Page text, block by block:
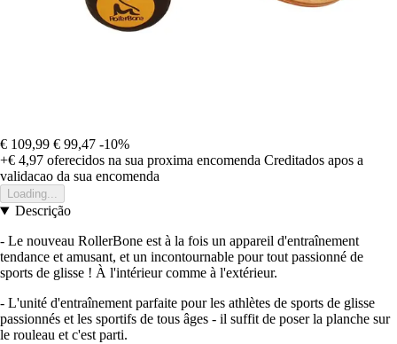
€ 109,99 € 99,47 -10%
+€ 4,97 oferecidos na sua proxima encomenda Creditados apos a
validacao da sua encomenda
Loading...
Descrição
- Le nouveau RollerBone est à la fois un appareil d'entraînement
tendance et amusant, et un incontournable pour tout passionné de
sports de glisse ! À l'intérieur comme à l'extérieur.
- L'unité d'entraînement parfaite pour les athlètes de sports de glisse
passionnés et les sportifs de tous âges - il suffit de poser la planche sur
le rouleau et c'est parti.